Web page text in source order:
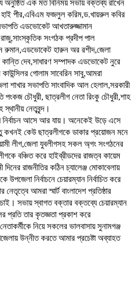
অনুষ্ঠিত এক মত বিনিময় সভায় বক্তব্য রাখেন
হাই পীর,এবিএম ফজলুল করিম,ড.খায়রুল কবির
এডভোকেট আখতারুজ্জামান
সংগঠক প্রদীপ পাল
রুমান,এডভোকেট হারুন অর রশীদ,জেলা
দেব,সাধারণ সম্পাদক এডভোকেট নুরে
গোলাম সাবেরিন সাবু,আমরা
শাখার সভাপতি সাংবাদিক আল হেলাল,সরকারী
চৌধুরী, ছাত্রলীগ নেতা রিংকু চৌধুরী,শাহ
নেতৃবৃন্দ।
নির্বাচন আসে আর যায়। অনেকেই উড়ে এসে
কখনই কেউ ছাত্রলীগকে ডাকার প্রয়োজন মনে
লীগ,জেলা যুবলীগসহ সকল অ্গং সংগঠনের
বঞ্চিত করে হাইব্রীডদের রাজত্ব কায়েম
রাজনীতির কঠিন চ্যালেঞ্জ মোকাবেলায়
নির্বাচনে চেয়ারম্যান নির্বাচিত করে
নেতৃত্বে আমরা স্মার্ট বাংলাদেশ প্রতিষ্ঠার
সভায় স্বাগত বক্তার বক্তব্যে চেয়ারম্যান
প্রতি তার কৃতজ্ঞতা প্রকাশ করে
নিয়ে সকলের ভালবাসায় সুনামগঞ্জ
উন্নীত করতে আমার প্রচেষ্টা অব্যাহত